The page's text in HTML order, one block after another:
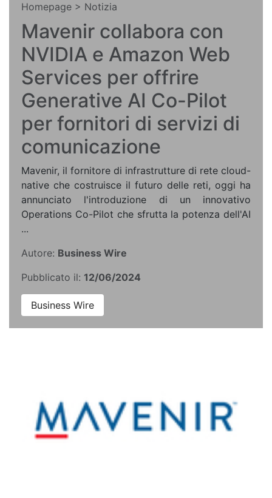
Homepage > Notizia
Mavenir collabora con
NVIDIA e Amazon Web
Services per offrire
Generative AI Co-Pilot
per fornitori di servizi di
comunicazione
Mavenir, il fornitore di infrastrutture di rete cloud-
native che costruisce il futuro delle reti, oggi ha
annunciato l'introduzione di un innovativo
Operations Co-Pilot che sfrutta la potenza dell'AI
...
Autore: Business Wire
Pubblicato il: 12/06/2024
Business Wire